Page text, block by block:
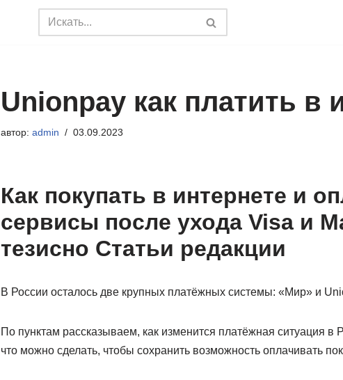
Unionpay как платить в
автор: admin 03.09.2023
Как покупать в интернете и
сервисы после ухода Visa и
тезисно Статьи редакции
В России осталось две крупных платёжных системы: «Мир» и
По пунктам рассказываем, как изменится платёжная ситуация в
что можно сделать, чтобы сохранить возможность оплачивать